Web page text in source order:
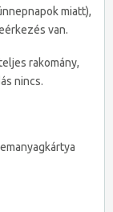
miatt),
van.
rakomány,
nincs.